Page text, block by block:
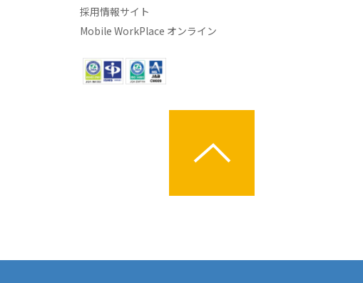
採用情報サイト
Mobile WorkPlace オンライン